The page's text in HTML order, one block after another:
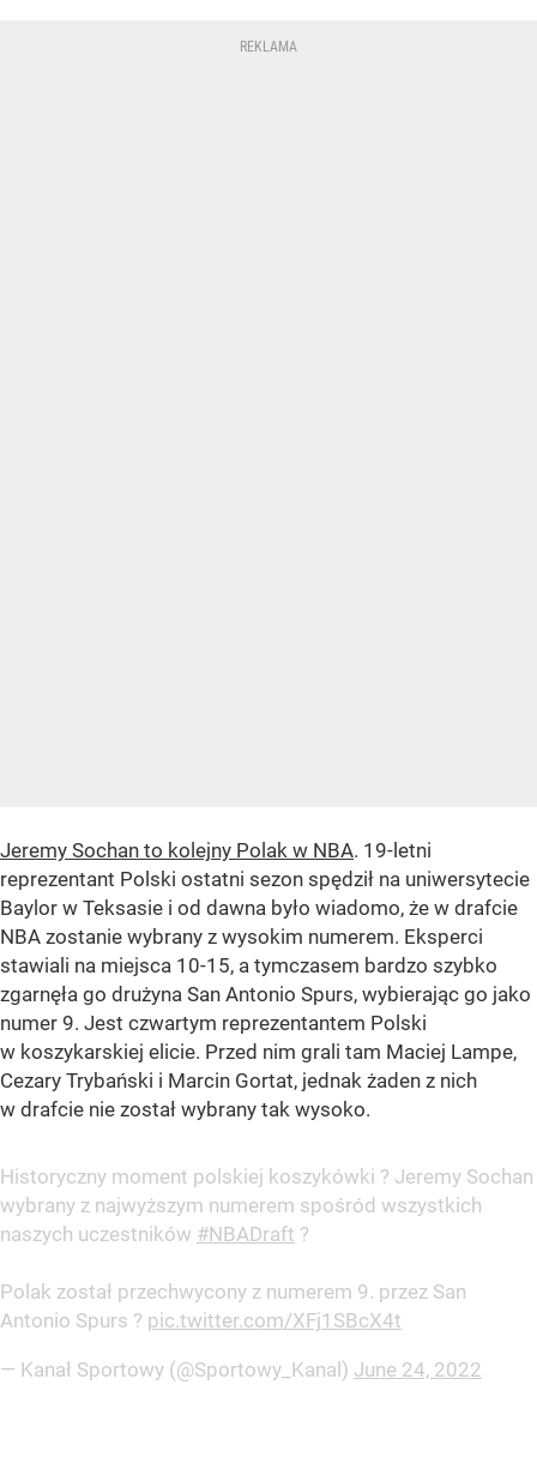
Jeremy Sochan to kolejny Polak w NBA. 19-letni
reprezentant Polski ostatni sezon spędził na uniwersytecie
Baylor w Teksasie i od dawna było wiadomo, że w drafcie
NBA zostanie wybrany z wysokim numerem. Eksperci
stawiali na miejsca 10-15, a tymczasem bardzo szybko
zgarnęła go drużyna San Antonio Spurs, wybierając go jako
numer 9. Jest czwartym reprezentantem Polski
w koszykarskiej elicie. Przed nim grali tam Maciej Lampe,
Cezary Trybański i Marcin Gortat, jednak żaden z nich
w drafcie nie został wybrany tak wysoko.
Historyczny moment polskiej koszykówki ? Jeremy Sochan
wybrany z najwyższym numerem spośród wszystkich
naszych uczestników #NBADraft ?
Polak został przechwycony z numerem 9. przez San
Antonio Spurs ? pic.twitter.com/XFj1SBcX4t
— Kanał Sportowy (@Sportowy_Kanal) June 24, 2022